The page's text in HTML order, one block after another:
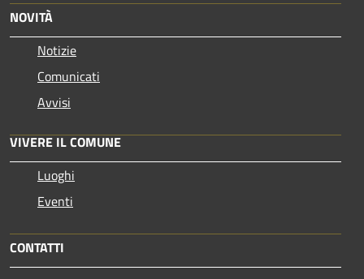
NOVITÀ
Notizie
Comunicati
Avvisi
VIVERE IL COMUNE
Luoghi
Eventi
CONTATTI